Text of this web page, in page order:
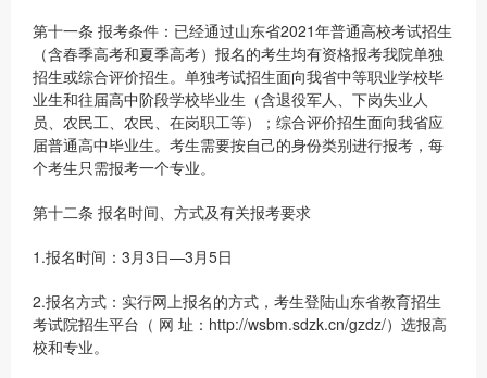
第十一条 报考条件：已经通过山东省2021年普通高校考试招生
（含春季高考和夏季高考）报名的考生均有资格报考我院单独
招生或综合评价招生。单独考试招生面向我省中等职业学校毕
业生和往届高中阶段学校毕业生（含退役军人、下岗失业人
员、农民工、农民、在岗职工等）；综合评价招生面向我省应
届普通高中毕业生。考生需要按自己的身份类别进行报考，每
个考生只需报考一个专业。
第十二条 报名时间、方式及有关报考要求
1.报名时间：3月3日—3月5日
2.报名方式：实行网上报名的方式，考生登陆山东省教育招生
考试院招生平台（ 网 址：http://wsbm.sdzk.cn/gzdz/）选报高
校和专业。